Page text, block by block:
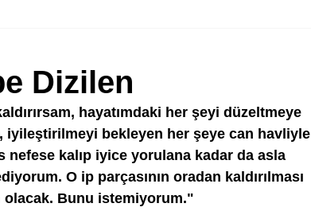
Dizilen
hayatımdaki her şeyi düzeltmeye
iyileştirilmeyi bekleyen her şeye can havliyle
nefese kalıp iyice yorulana kadar da asla
O ip parçasının oradan kaldırılması
olacak. Bunu istemiyorum."